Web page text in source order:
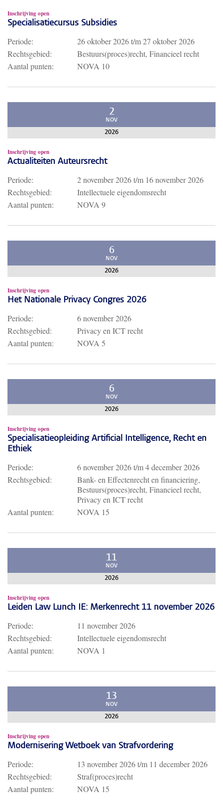
Inschrijving open
Specialisatiecursus Subsidies
Periode: 26 oktober 2026t/m27 oktober 2026
Rechtsgebied:
Bestuurs(proces)recht, Financieel recht
Aantal punten:
NOVA 10
2
NOV
2026
Inschrijving open
Actualiteiten Auteursrecht
Periode: 2 november 2026t/m 16 november 2026
Rechtsgebied:
Intellectuele eigendomsrecht
Aantal punten:
NOVA 9
6
NOV
2026
Inschrijving open
Het Nationale Privacy Congres 2026
Periode:
6 november 2026
Rechtsgebied:
Privacy en ICT recht
Aantal punten:
NOVA 5
6
NOV
2026
Inschrijving open
Specialisatieopleiding Artificial Intelligence, Recht en
Ethiek
Periode: 6 november 2026t/m4 december 2026
Rechtsgebied:
Bank- en Effectenrecht en financiering,
Bestuurs(proces)recht, Financieel recht,
Privacy en ICT recht
Aantal punten:
NOVA 15
11
NOV
2026
Inschrijving open
Leiden Law Lunch IE: Merkenrecht 11 november 2026
Periode:
11 november 2026
Rechtsgebied:
Intellectuele eigendomsrecht
Aantal punten:
NOVA 1
13
NOV
2026
Inschrijving open
Modernisering Wetboek van Strafvordering
Periode: 13 november 2026t/m 11 december 2026
Rechtsgebied:
Straf(proces)recht
Aantal punten:
NOVA 15